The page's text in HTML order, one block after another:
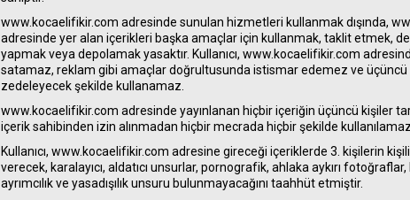
www.kocaelifikir.com adresinde sunulan hizmetleri kullanmak dışında,
adresinde yer alan içerikleri başka amaçlar için kullanmak, taklit etmek,
yapmak veya depolamak yasaktır. Kullanıcı, www.kocaelifikir.com
satamaz, reklam gibi amaçlar doğrultusunda istismar edemez ve üçüncü
zedeleyecek şekilde kullanamaz.
www.kocaelifikir.com adresinde yayınlanan hiçbir içeriğin üçüncü kişiler
içerik sahibinden izin alınmadan hiçbir mecrada hiçbir şekilde
Kullanıcı, www.kocaelifikir.com adresine gireceği içeriklerde 3. kişilerin
verecek, karalayıcı, aldatıcı unsurlar, pornografik, ahlaka aykırı fotoğraflar,
ayrımcılık ve yasadışılık unsuru bulunmayacağını taahhüt etmiştir.